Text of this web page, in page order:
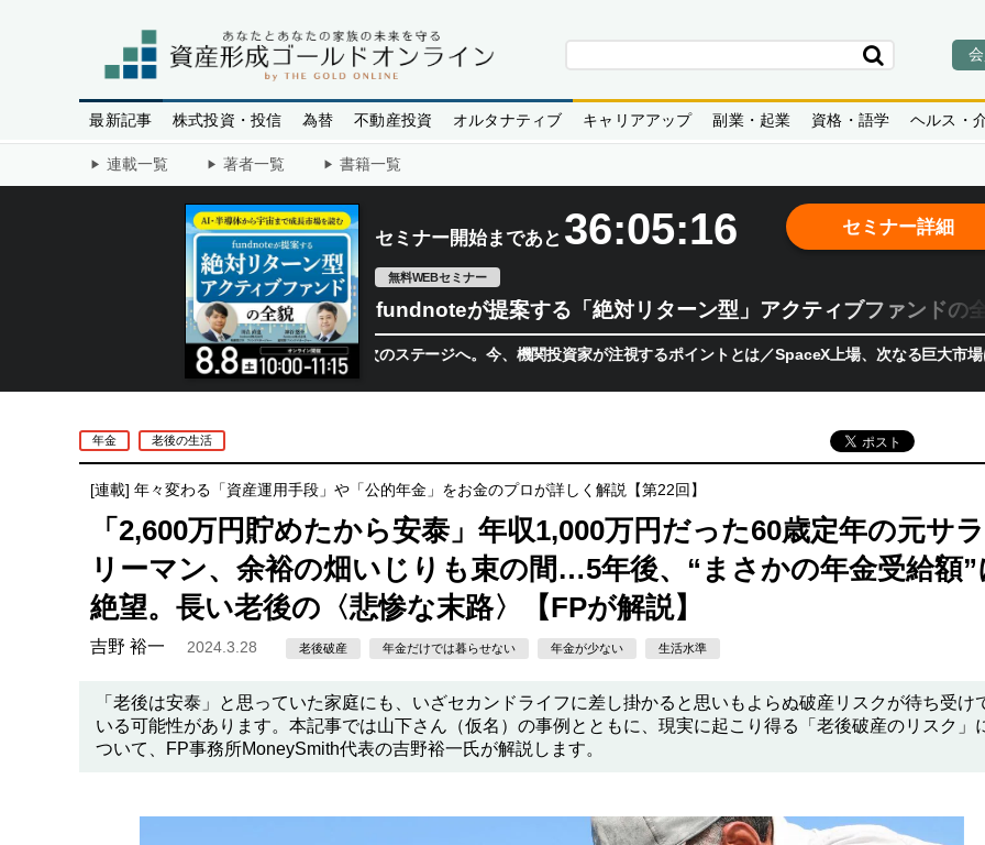
最新記事 株式投資・投信 為替 不動産投資 オルタナティブ キャリアアップ 副業・起業 資格・語学 ヘルス・
連載一覧 著者一覧 書籍一覧
セミナー開始まであと 36:05:14
無料WEBセミナー
fundnoteが提案する「絶対リターン型」アクティブファンドの
半導体相場は次のステージへ。今、機関投資家が注視するポイントとは／SpaceX上場、次なる巨大市場は「宇
セミナー詳細
年金 老後の生活
[連載] 年々変わる「資産運用手段」や「公的年金」をお金のプロが詳しく解説【第22回】
「2,600万円貯めたから安泰」年収1,000万円だった60歳定年の元サラ
リーマン、余裕の畑いじりも束の間…5年後、“まさかの年金受給額”
絶望。長い老後の〈悲惨な末路〉【FPが解説】
吉野 裕一 2024.3.28 老後破産 年金だけでは暮らせない 年金が少ない 生活水準
「老後は安泰」と思っていた家庭にも、いざセカンドライフに差し掛かると思いもよらぬ破産リスクが待ち受け
いる可能性があります。本記事では山下さん（仮名）の事例とともに、現実に起こり得る「老後破産のリスク」
ついて、FP事務所MoneySmith代表の吉野裕一氏が解説します。